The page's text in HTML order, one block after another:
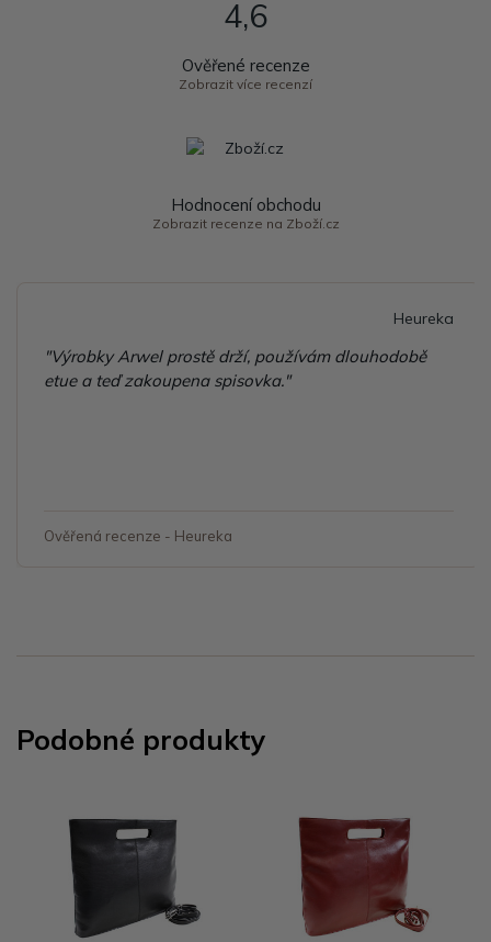
4,6
Ověřené recenze
Zobrazit více recenzí
Hodnocení obchodu
Zobrazit recenze na Zboží.cz
Heureka
"Výrobky Arwel prostě drží, používám dlouhodobě
etue a teď zakoupena spisovka."
Ověřená recenze - Heureka
Podobné produkty